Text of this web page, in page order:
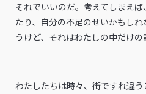
それでいいのだ。考えてしまえ
たり、自分の不足のせいかもし
うけど、それはわたしの中だけの
わたしたちは時々、街ですれ違